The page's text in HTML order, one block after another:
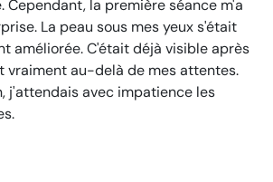
Cependant, la première séance m'a
La peau sous mes yeux s'était
améliorée. C'était déjà visible après
vraiment au-delà de mes attentes.
j'attendais avec impatience les